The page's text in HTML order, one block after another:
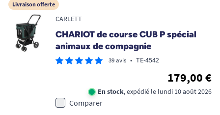
Livraison offerte
CARLETT
CHARIOT de course CUB P spécial
animaux de compagnie
39 avis • TE-4542
179,00 €
En stock, expédié le lundi 10 août 2026
Comparer